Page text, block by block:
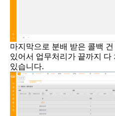
마지막으로 분배 받은 콜백
있어서 업무처리가 끝까지 다
있습니다.